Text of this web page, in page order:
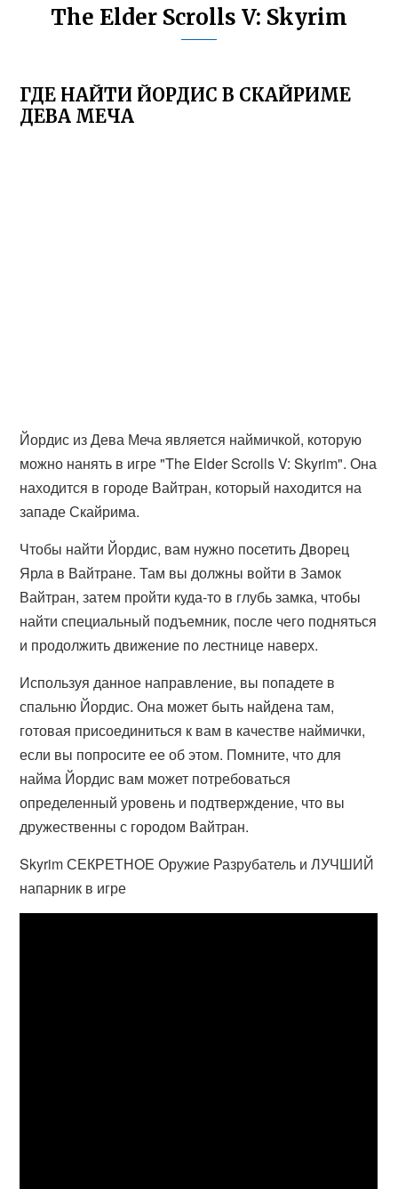
The Elder Scrolls V: Skyrim
ГДЕ НАЙТИ ЙОРДИС В СКАЙРИМЕ
ДЕВА МЕЧА
Йордис из Дева Меча является наймичкой, которую
можно нанять в игре "The Elder Scrolls V: Skyrim". Она
находится в городе Вайтран, который находится на
западе Скайрима.
Чтобы найти Йордис, вам нужно посетить Дворец
Ярла в Вайтране. Там вы должны войти в Замок
Вайтран, затем пройти куда-то в глубь замка, чтобы
найти специальный подъемник, после чего подняться
и продолжить движение по лестнице наверх.
Используя данное направление, вы попадете в
спальню Йордис. Она может быть найдена там,
готовая присоединиться к вам в качестве наймички,
если вы попросите ее об этом. Помните, что для
найма Йордис вам может потребоваться
определенный уровень и подтверждение, что вы
дружественны с городом Вайтран.
Skyrim СЕКРЕТНОЕ Оружие Разрубатель и ЛУЧШИЙ
напарник в игре